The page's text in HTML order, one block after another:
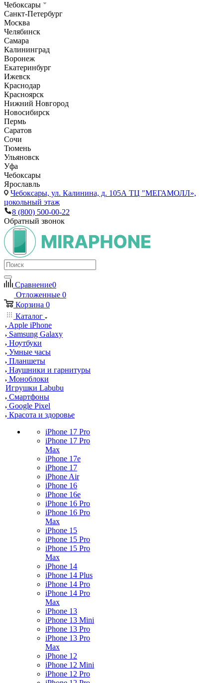
Чебоксары
Санкт-Петербург
Москва
Челябинск
Самара
Калининград
Воронеж
Екатеринбург
Ижевск
Краснодар
Красноярск
Нижний Новгород
Новосибирск
Пермь
Саратов
Сочи
Тюмень
Ульяновск
Уфа
Чебоксары
Ярославль
Чебоксары, ул. Калинина, д. 105А ТЦ "МЕГАМОЛЛ»,
цокольный этаж
8 (800) 500-00-22
Обратный звонок
Сравнение0
Отложенные 0
Корзина 0
Каталог
Apple iPhone
Samsung Galaxy
Ноутбуки
Умные часы
Планшеты
Наушники и гарнитуры
Моноблоки
Игрушки Labubu
Смартфоны
Google Pixel
Красота и здоровье
iPhone 17 Pro
iPhone 17 Pro
Max
iPhone 17e
iPhone 17
iPhone Air
iPhone 16
iPhone 16e
iPhone 16 Pro
iPhone 16 Pro
Max
iPhone 15
iPhone 15 Pro
iPhone 15 Pro
Max
iPhone 14
iPhone 14 Plus
iPhone 14 Pro
iPhone 14 Pro
Max
iPhone 13
iPhone 13 Mini
iPhone 13 Pro
iPhone 13 Pro
Max
iPhone 12
iPhone 12 Mini
iPhone 12 Pro